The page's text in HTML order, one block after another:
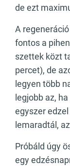
de ezt
A
fontos a
szettek közt
percet), de
legyen több
legjobb az,
egyszer
lemaradtál,
Próbáld úgy
egy